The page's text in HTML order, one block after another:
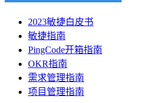
2023敏捷白皮书
敏捷指南
PingCode开箱指南
OKR指南
需求管理指南
项目管理指南